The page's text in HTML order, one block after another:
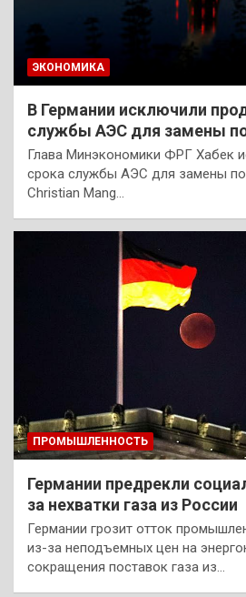
ЭКОНОМИКА
В Германии исключили
службы АЭС для замены
Глава Минэкономики ФРГ Хабек
срока службы АЭС для замены
Christian Mang…
ПРОМЫШЛЕННОСТЬ
Германии предрекли
за нехватки газа из России
Германии грозит отток
из-за неподъемных цен на
сокращения поставок газа из…